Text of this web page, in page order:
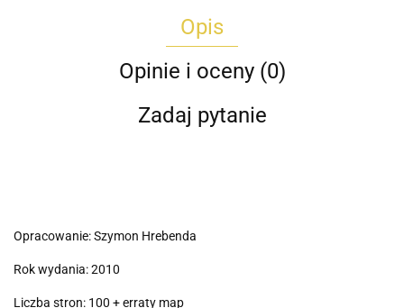
Opis
Opinie i oceny (0)
Zadaj pytanie
Opracowanie: Szymon Hrebenda
Rok wydania: 2010
Liczba stron: 100 + erraty map